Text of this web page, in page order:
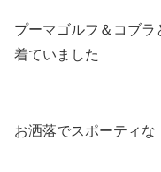
プーマゴルフ＆コブ
着ていました
お洒落でスポーティ